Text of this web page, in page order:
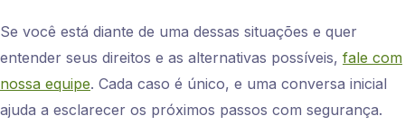
Se você está diante de uma dessas situações e quer
entender seus direitos e as alternativas possíveis, fale com
nossa equipe. Cada caso é único, e uma conversa inicial
ajuda a esclarecer os próximos passos com segurança.